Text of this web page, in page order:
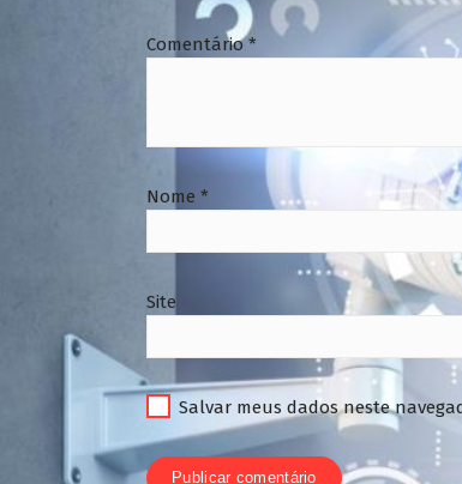
Comentário*
Nome *
Site
Salvar meus dados neste